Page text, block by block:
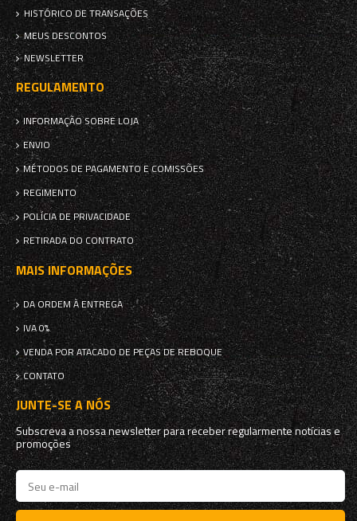
HISTÓRICO DE TRANSAÇÕES
MEUS DESCONTOS
NEWSLETTER
REGULAMENTO
INFORMAÇÃO SOBRE LOJA
ENVIO
MÉTODOS DE PAGAMENTO E COMISSÕES
REGIMENTO
POLÍCIA DE PRIVACIDADE
RETIRADA DO CONTRATO
MAIS INFORMAÇÕES
DA ORDEM À ENTREGA
IVA 0%
VENDA POR ATACADO DE PEÇAS DE REBOQUE
CONTATO
JUNTE-SE A NÓS
Subscreva a nossa newsletter para receber regularmente notícias e
promoções